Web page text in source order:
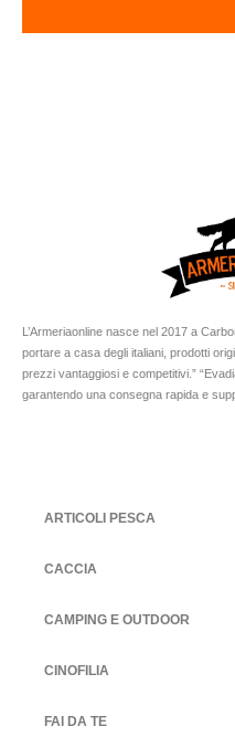
L’Armeriaonline nasce nel 2017 a
portare a casa degli italiani, prodotti
prezzi vantaggiosi e competitivi.”
garantendo una consegna rapida e
ARTICOLI PESCA
CACCIA
CAMPING E OUTDOOR
CINOFILIA
FAI DA TE